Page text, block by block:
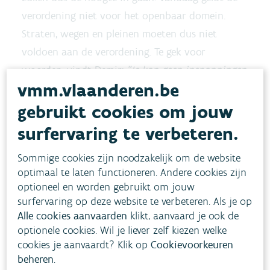
verordening niet voor het openbaar domein.
Straten, wegen en pleinen moeten dus niet
voldoen aan de verordening. Te gek voor
woorden, vindt Demir: "Je kan geen inspanningen
vragen van de burger, maar als overheid zelf de
andere kant opkijken. Het openbaar domein zal
daarom ook aan de verordening moeten
voldoen".
De nieuwe regelgeving betekent niet dat elke
oprit in Vlaanderen uitgebroken moet worden of
een groot deel van de regenwaterputten plots te
klein zou zijn."De nieuwe regels gelden uiteraard
enkel voor nieuwe projecten zoals nieuwbouw,
grondige verbouwingen of ingrepen aan de afval-
vmm.vlaanderen.be
gebruikt cookies om jouw
surfervaring te verbeteren.
Sommige cookies zijn noodzakelijk om de website
optimaal te laten functioneren. Andere cookies zijn
optioneel en worden gebruikt om jouw
surfervaring op deze website te verbeteren. Als je op
Alle cookies aanvaarden klikt, aanvaard je ook de
optionele cookies. Wil je liever zelf kiezen welke
cookies je aanvaardt? Klik opCookievoorkeuren
beheren.